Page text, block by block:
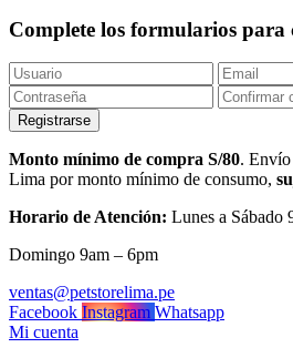
Complete los formularios para
Monto mínimo de compra S/80. Envío
Lima por monto mínimo de consumo,
Horario de Atención: Lunes a Sábado
Domingo 9am – 6pm
ventas@petstorelima.pe
Facebook Instagram Whatsapp
Mi cuenta